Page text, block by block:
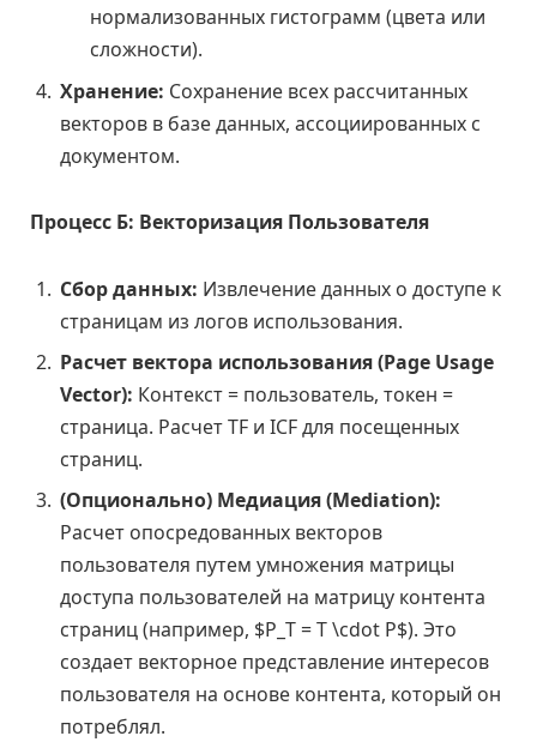
нормализованных гистограмм (цвета или
сложности).
Хранение: Сохранение всех рассчитанных
векторов в базе данных, ассоциированных с
документом.
Процесс Б: Векторизация Пользователя
Сбор данных: Извлечение данных о доступе к
страницам из логов использования.
Расчет вектора использования (Page Usage
Vector): Контекст = пользователь, токен =
страница. Расчет TF и ICF для посещенных
страниц.
(Опционально) Медиация (Mediation):
Расчет опосредованных векторов
пользователя путем умножения матрицы
доступа пользователей на матрицу контента
страниц (например, $P_T = T \cdot P$). Это
создает векторное представление интересов
пользователя на основе контента, который он
потреблял.